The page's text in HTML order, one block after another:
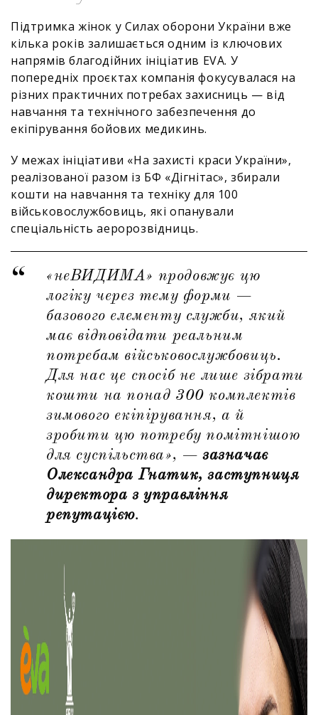
Підтримка жінок у Силах оборони України вже
кілька років залишається одним із ключових
напрямів благодійних ініціатив EVA. У
попередніх проєктах компанія фокусувалася на
різних практичних потребах захисниць — від
навчання та технічного забезпечення до
екіпірування бойових медикинь.
У межах ініціативи «На захисті краси України»,
реалізованої разом із БФ «Дігнітас», збирали
кошти на навчання та техніку для 100
військовослужбовиць, які опанували
спеціальність аеророзвідниць.
«неВИДИМА» продовжує цю
логіку через тему форми —
базового елементу служби, який
має відповідати реальним
потребам військовослужбовиць.
Для нас це спосіб не лише зібрати
кошти на понад 300 комплектів
зимового екіпірування, а й
зробити цю потребу помітнішою
для суспільства», —зазначає
Олександра Гнатик, заступниця
директора з управління
репутацією.